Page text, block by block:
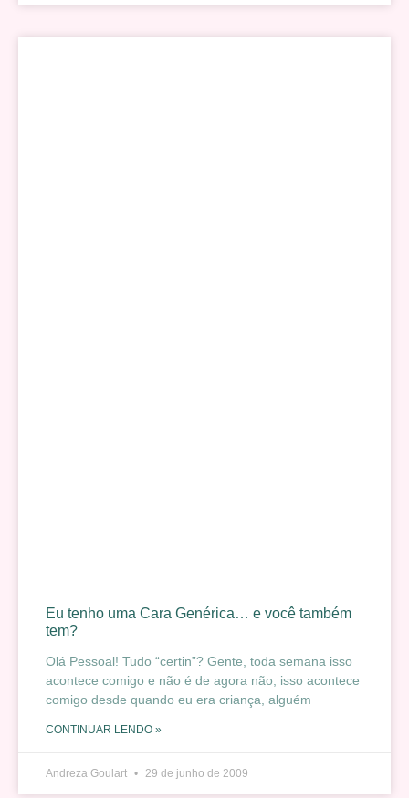
Eu tenho uma Cara Genérica… e você também
tem?
Olá Pessoal! Tudo “certin”? Gente, toda semana isso
acontece comigo e não é de agora não, isso acontece
comigo desde quando eu era criança, alguém
CONTINUAR LENDO »
Andreza Goulart 29 de junho de 2009